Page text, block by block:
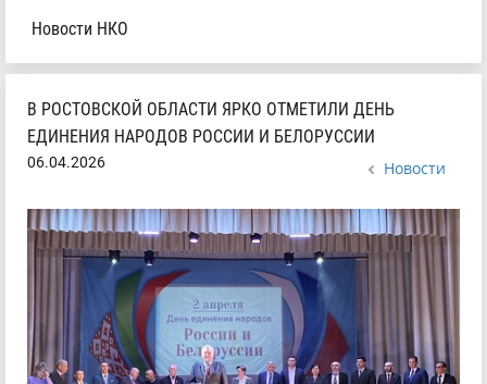
Новости НКО
В РОСТОВСКОЙ ОБЛАСТИ ЯРКО ОТМЕТИЛИ ДЕНЬ
ЕДИНЕНИЯ НАРОДОВ РОССИИ И БЕЛОРУССИИ
06.04.2026 Новости